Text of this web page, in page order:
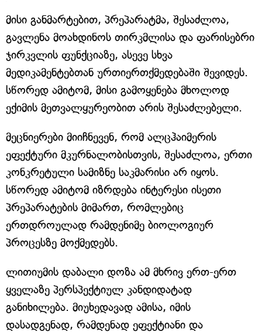
მისი განმარტებით, პრეპარატმა, შესაძლოა,
გავლენა მოახდინოს თირკმლისა და ფარისებრი
ჯირკვლის ფუნქციაზე, ასევე სხვა
მედიკამენტებთან ურთიერთქმედებაში შევიდეს.
სწორედ ამიტომ, მისი გამოყენება მხოლოდ
ექიმის მეთვალყურეობით არის შესაძლებელი.
მეცნიერები მიიჩნევენ, რომ ალცჰაიმერის
ეფექტური მკურნალობისთვის, შესაძლოა, ერთი
კონკრეტული სამიზნე საკმარისი არ იყოს.
სწორედ ამიტომ იზრდება ინტერესი ისეთი
პრეპარატების მიმართ, რომლებიც
ერთდროულად რამდენიმე ბიოლოგიურ
პროცესზე მოქმედებს.
ლითიუმის დაბალი დოზა ამ მხრივ ერთ-ერთ
ყველაზე პერსპექტიულ კანდიდატად
განიხილება. მიუხედავად ამისა, იმის
დასადგენად, რამდენად ეფექტიანი და